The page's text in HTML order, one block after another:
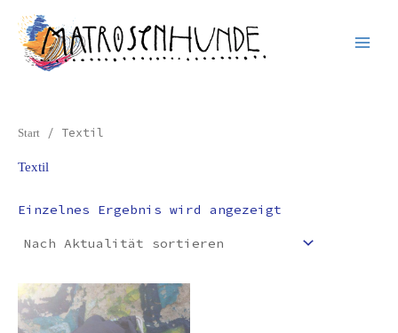
springen
Inhalt
springen
Start / Textil
Textil
Einzelnes Ergebnis wird angezeigt